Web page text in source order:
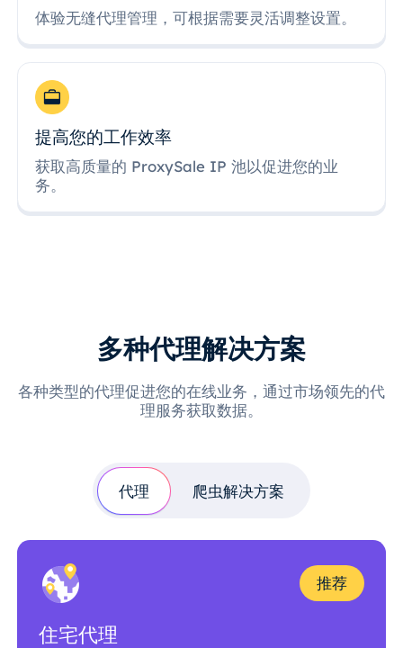
体验无缝代理管理，可根据需要灵活调整设置。
提高您的工作效率
获取高质量的 ProxySale IP 池以促进您的业
务。
多种代理解决方案
各种类型的代理促进您的在线业务，通过市场领先的代
理服务获取数据。
代理 爬虫解决方案
推荐
住宅代理